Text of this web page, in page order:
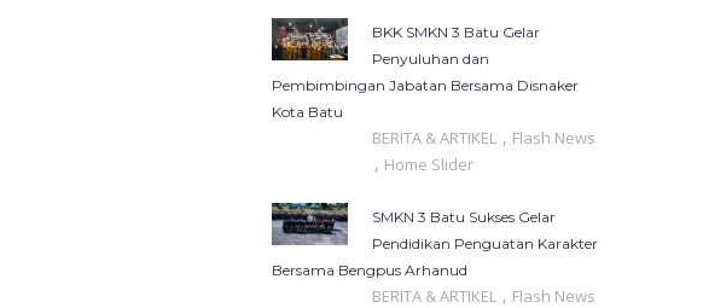
BKK SMKN 3 Batu Gelar
Penyuluhan dan
Pembimbingan Jabatan Bersama Disnaker
Kota Batu
BERITA & ARTIKEL , Flash News
, Home Slider
SMKN 3 Batu Sukses Gelar
Pendidikan Penguatan Karakter
Bersama Bengpus Arhanud
BERITA & ARTIKEL , Flash News